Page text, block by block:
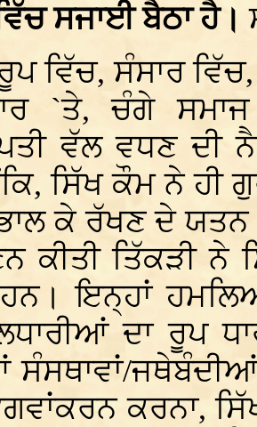
ਸਜਾਈ ਬੈਠਾ ਹੈ।
ਵਿੱਚ, ਸੰਸਾਰ
`ਤੇ, ਚੰਗੇ
ਵੱਲ ਵਧਣ ਦੀ
ਸਿੱਖ ਕੌਮ ਨੇ ਹੀ
ਕੇ ਰੱਖਣ ਦੇ
ਕੀਤੀ ਤਿੱਕੜੀ ਨੇ
ਇਨ੍ਹਾਂ
ਦਾ ਰੂਪ
ਸੰਸਥਾਵਾਂ/
ਕਰਨਾ,